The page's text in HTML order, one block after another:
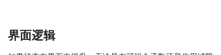
界面逻辑